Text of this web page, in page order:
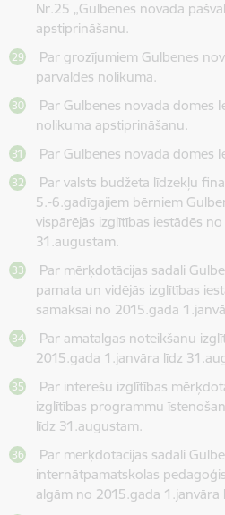
Nr.25 „Gulbenes novada
apstiprināšanu.
Par grozījumiem Gulbenes
pārvaldes nolikumā.
Par Gulbenes novada domes
nolikuma apstiprināšanu.
Par Gulbenes novada domes
Par valsts budžeta līdzekļu
5.-6.gadīgajiem bērniem
vispārējās izglītības iestādēs
31.augustam.
Par mērķdotācijas sadali
pamata un vidējās izglītības
samaksai no 2015.gada
Par amatalgas noteikšanu
2015.gada 1.janvāra līdz
Par interešu izglītības
izglītības programmu
līdz 31.augustam.
Par mērķdotācijas sadali
internātpamatskolas
algām no 2015.gada 1.janvāra